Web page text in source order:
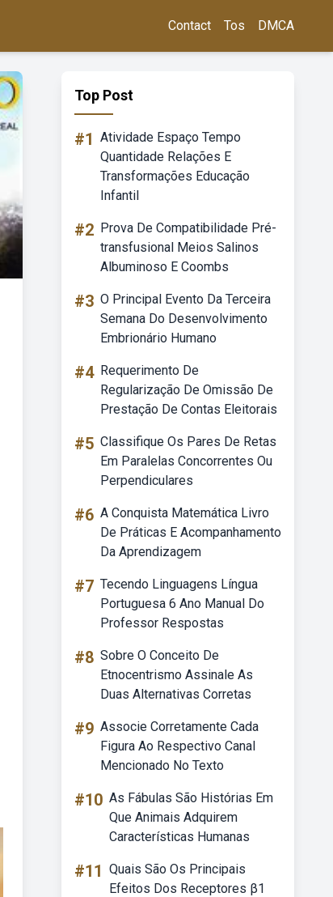
Contact Tos DMCA
Top Post
#1 Atividade Espaço Tempo
Quantidade Relações E
Transformações Educação
Infantil
#2 Prova De Compatibilidade Pré-
transfusional Meios Salinos
Albuminoso E Coombs
#3 O Principal Evento Da Terceira
Semana Do Desenvolvimento
Embrionário Humano
#4 Requerimento De
Regularização De Omissão De
Prestação De Contas Eleitorais
#5 Classifique Os Pares De Retas
Em Paralelas Concorrentes Ou
Perpendiculares
#6 A Conquista Matemática Livro
De Práticas E Acompanhamento
Da Aprendizagem
#7 Tecendo Linguagens Língua
Portuguesa 6 Ano Manual Do
Professor Respostas
#8 Sobre O Conceito De
Etnocentrismo Assinale As
Duas Alternativas Corretas
#9 Associe Corretamente Cada
Figura Ao Respectivo Canal
Mencionado No Texto
#10 As Fábulas São Histórias Em
Que Animais Adquirem
Características Humanas
#11 Quais São Os Principais
Efeitos Dos Receptores β1